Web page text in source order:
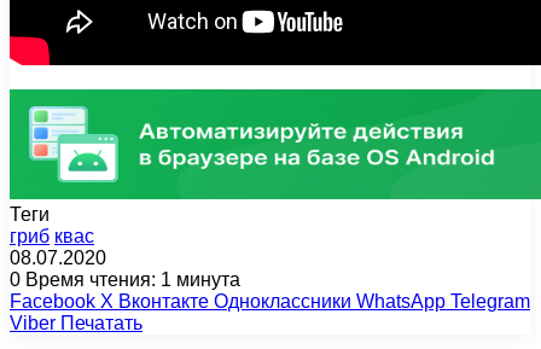
Теги
гриб квас
08.07.2020
0 Время чтения: 1 минута
Facebook X Вконтакте Одноклассники WhatsApp Telegram
Viber Печатать